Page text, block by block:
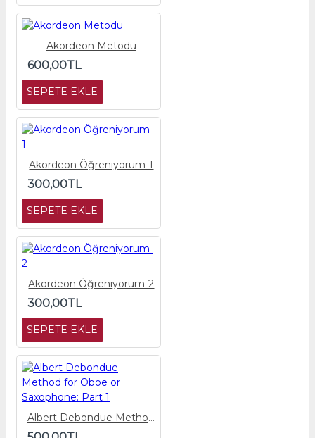
Akordeon Metodu
600,00TL
SEPETE EKLE
Akordeon Öğreniyorum-1
300,00TL
SEPETE EKLE
Akordeon Öğreniyorum-2
300,00TL
SEPETE EKLE
Albert Debondue Method for Oboe or Saxophone: Part 1